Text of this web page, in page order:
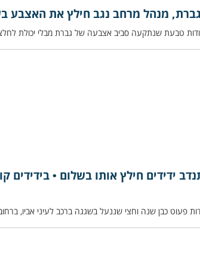
מנהל מרחב נגב חילץ את האצבע
ידידים חילץ אותו בשלום • בידידים